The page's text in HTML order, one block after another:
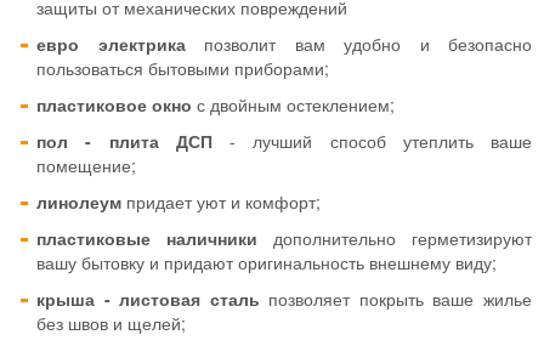
защиты от механических повреждений
евро электрикапозволит вам удобно и безопасно
пользоваться бытовыми приборами;
пластиковое окно с двойным остеклением;
пол - плита ДСП - лучший способ утеплить ваше
помещение;
линолеум придает уют и комфорт;
пластиковые наличники дополнительно герметизируют
вашу бытовку и придают оригинальность внешнему виду;
крыша - листовая сталь позволяет покрыть ваше жилье
без швов и щелей;